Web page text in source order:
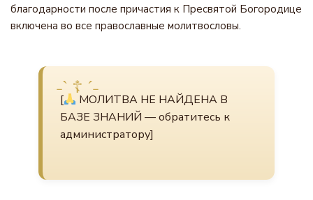
благодарности после причастия к Пресвятой Богородице
включена во все православные молитвословы.
[
МОЛИТВА НЕ НАЙДЕНА В
БАЗЕ ЗНАНИЙ — обратитесь к
администратору]